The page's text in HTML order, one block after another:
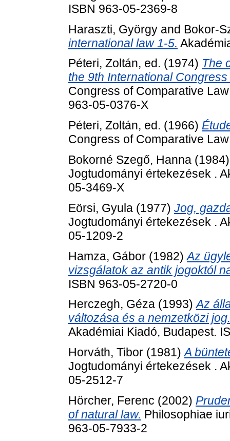
ISBN 963-05-2369-8
Haraszti, György and Bokor-
international law 1-5.
Péteri, Zoltán, ed. (1974) The
the 9th International
Congress of Comparative
963-05-0376-X
Péteri, Zoltán, ed. (1966)
Congress of Comparative
Bokorné Szegő, Hanna
Jogtudományi értekezések .
05-3469-X
Eörsi, Gyula (1977) Jog,
Jogtudományi értekezések .
05-1209-2
Hamza, Gábor (1982)Az
vizsgálatok az antik jogoktól
ISBN 963-05-2720-0
Herczegh, Géza (1993)Az
változása és a nemzetközi jog.
Akadémiai Kiadó, Budapest.
Horváth, Tibor (1981)A
Jogtudományi értekezések .
05-2512-7
Hörcher, Ferenc (2002)
of natural law. Philosophiae
963-05-7933-2